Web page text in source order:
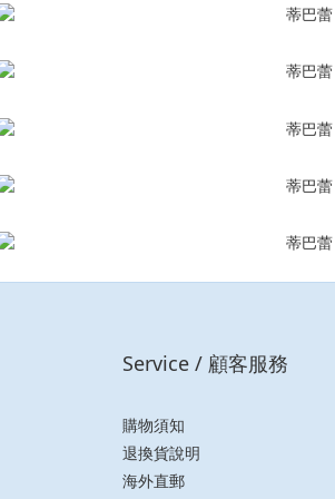
Service / 顧客服務
購物須知
退換貨說明
海外直郵